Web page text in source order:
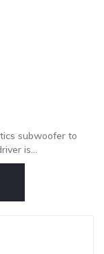
subwoofer to
is...